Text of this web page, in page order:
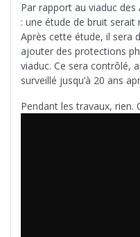
Par rapport au viaduc
: une étude de bruit serait
Après cette étude, il sera
ajouter des protections
viaduc. Ce sera contrôlé,
surveillé jusqu’à 20 ans
Pendant les travaux, rien.